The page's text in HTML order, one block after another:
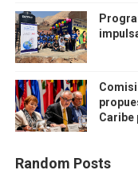
Caribe
Random Posts